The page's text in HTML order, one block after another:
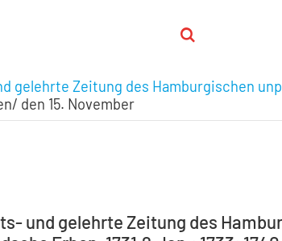
gelehrte Zeitung des Hamburgischen
den 15. November
und gelehrte Zeitung des